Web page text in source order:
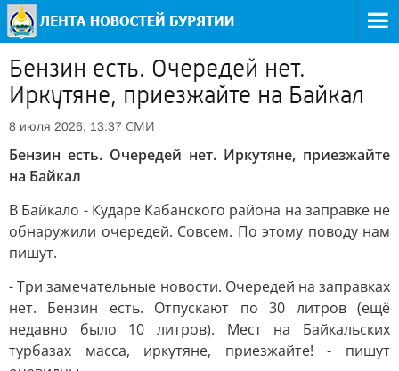
Бензин есть. Очередей нет.
Иркутяне, приезжайте на Байкал
8 июля 2026, 13:37 СМИ
Бензин есть. Очередей нет. Иркутяне, приезжайте
на Байкал
В Байкало - Кударе Кабанского района на заправке не
обнаружили очередей. Совсем. По этому поводу нам
пишут.
- Три замечательные новости. Очередей на заправках
нет. Бензин есть. Отпускают по 30 литров (ещё
недавно было 10 литров). Мест на Байкальских
турбазах масса, иркутяне, приезжайте! - пишут